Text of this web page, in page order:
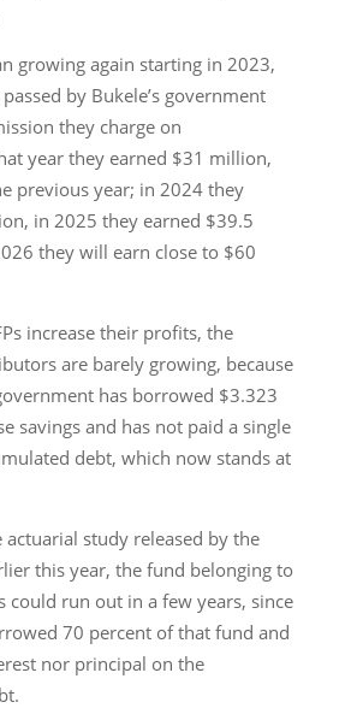
growing again starting in 2023,
by Bukele’s government
they charge on
year they earned $31 million,
previous year; in 2024 they
in 2025 they earned $39.5
they will earn close to $60
increase their profits, the
are barely growing, because
has borrowed $3.323
savings and has not paid a single
debt, which now stands at
study released by the
this year, the fund belonging to
could run out in a few years, since
70 percent of that fund and
nor principal on the